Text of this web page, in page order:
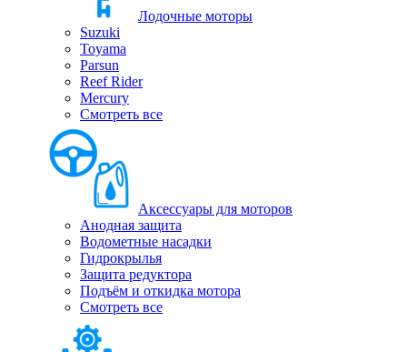
Лодочные моторы
Suzuki
Toyama
Parsun
Reef Rider
Mercury
Смотреть все
Аксессуары для моторов
Анодная защита
Водометные насадки
Гидрокрылья
Защита редуктора
Подъём и откидка мотора
Смотреть все